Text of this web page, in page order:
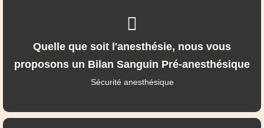
Quelle que soit l'anesthésie, nous vous
proposons un Bilan Sanguin Pré-anesthésique
Sécurité anesthésique